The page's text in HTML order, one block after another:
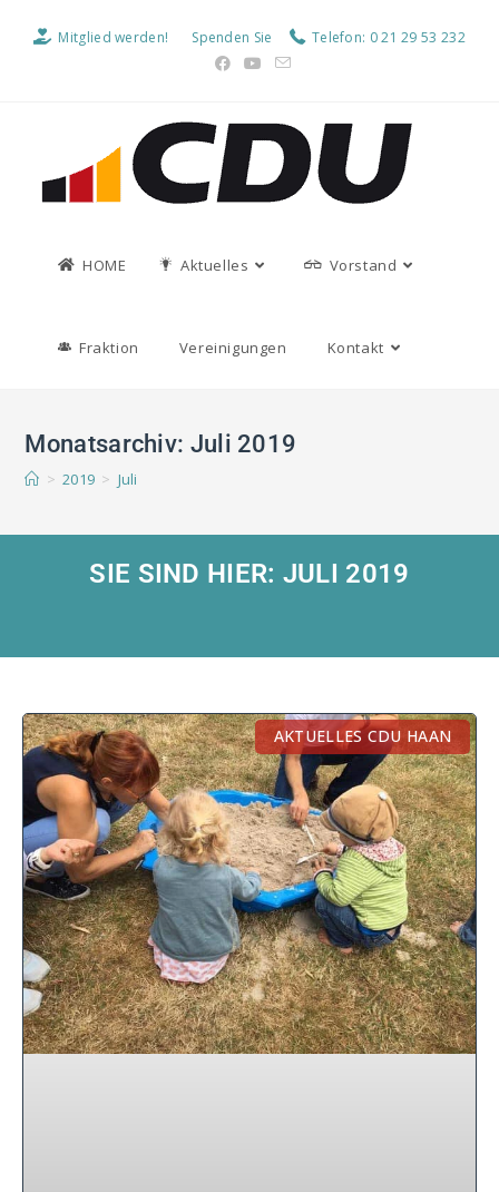
Mitglied werden! Spenden Sie Telefon: 0 21 29 53 232
HOME Aktuelles Vorstand
Fraktion Vereinigungen Kontakt
Monatsarchiv: Juli 2019
> 2019 > Juli
SIE SIND HIER: JULI 2019
AKTUELLES CDU HAAN